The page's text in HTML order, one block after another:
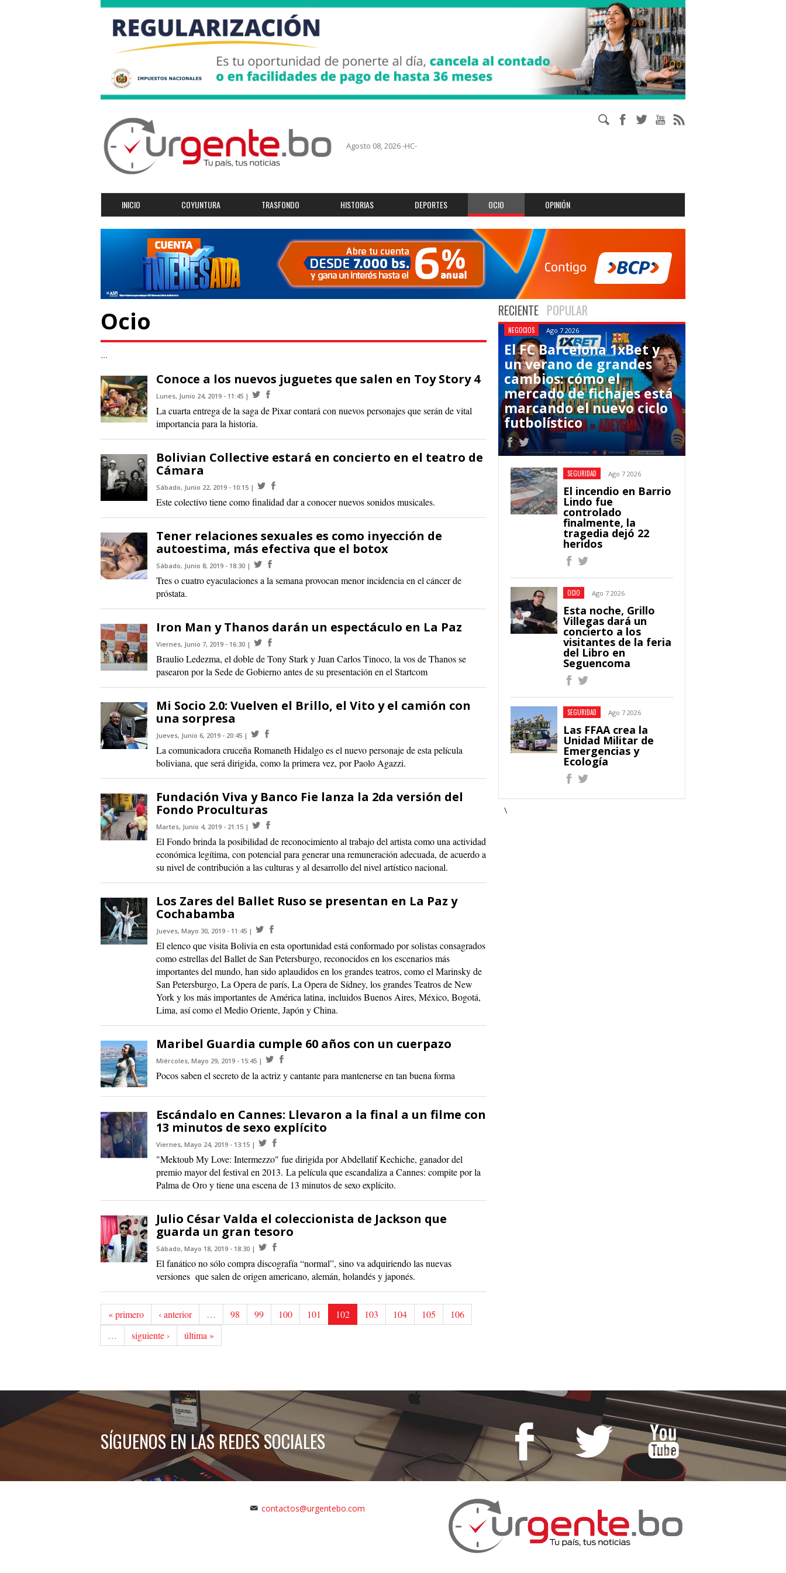
Agosto 08, 2026 -HC-
INICIO COYUNTURA TRASFONDO HISTORIAS DEPORTES OCIO OPINIÓN
Ocio
...
Conoce a los nuevos juguetes que salen en Toy Story 4
Lunes, Junio 24, 2019 - 11:45
La cuarta entrega de la saga de Pixar contará con nuevos personajes que serán de vital
importancia para la historia.
Bolivian Collective estará en concierto en el teatro de
Cámara
Sábado, Junio 22, 2019 - 10:15
Este colectivo tiene como finalidad dar a conocer nuevos sonidos musicales.
Tener relaciones sexuales es como inyección de
autoestima, más efectiva que el botox
Sábado, Junio 8, 2019 - 18:30
Tres o cuatro eyaculaciones a la semana provocan menor incidencia en el cáncer de
próstata.
Iron Man y Thanos darán un espectáculo en La Paz
Viernes, Junio 7, 2019 - 16:30
Braulio Ledezma, el doble de Tony Stark y Juan Carlos Tinoco, la vos de Thanos se
pasearon por la Sede de Gobierno antes de su presentación en el Startcom
Mi Socio 2.0: Vuelven el Brillo, el Vito y el camión con
una sorpresa
Jueves, Junio 6, 2019 - 20:45
La comunicadora cruceña Romaneth Hidalgo es el nuevo personaje de esta película
boliviana, que será dirigida, como la primera vez, por Paolo Agazzi.
Fundación Viva y Banco Fie lanza la 2da versión del
Fondo Proculturas
Martes, Junio 4, 2019 - 21:15
El Fondo brinda la posibilidad de reconocimiento al trabajo del artista como una actividad
económica legítima, con potencial para generar una remuneración adecuada, de acuerdo a
su nivel de contribución a las culturas y al desarrollo del nivel artístico nacional.
Los Zares del Ballet Ruso se presentan en La Paz y
Cochabamba
Jueves, Mayo 30, 2019 - 11:45
El elenco que visita Bolivia en esta oportunidad está conformado por solistas consagrados
como estrellas del Ballet de San Petersburgo, reconocidos en los escenarios más
importantes del mundo, han sido aplaudidos en los grandes teatros, como el Marinsky de
San Petersburgo, La Opera de parís, La Opera de Sídney, los grandes Teatros de New
York y los más importantes de América latina, incluidos Buenos Aires, México, Bogotá,
Lima, así como el Medio Oriente, Japón y China.
Maribel Guardia cumple 60 años con un cuerpazo
Miércoles, Mayo 29, 2019 - 15:45
Pocos saben el secreto de la actriz y cantante para mantenerse en tan buena forma
Escándalo en Cannes: Llevaron a la final a un filme con
13 minutos de sexo explícito
Viernes, Mayo 24, 2019 - 13:15
"Mektoub My Love: Intermezzo" fue dirigida por Abdellatif Kechiche, ganador del
premio mayor del festival en 2013. La película que escandaliza a Cannes: compite por la
Palma de Oro y tiene una escena de 13 minutos de sexo explícito.
Julio César Valda el coleccionista de Jackson que
guarda un gran tesoro
Sábado, Mayo 18, 2019 - 18:30
El fanático no sólo compra discografía “normal”, sino va adquiriendo las nuevas
versiones que salen de origen americano, alemán, holandés y japonés.
« primero ‹ anterior … 98 99 100 101 102 103 104 105
106
…
siguiente › última »
RECIENTE POPULAR
NEGOCIOS Ago 7 2026
El FC Barcelona 1xBet y
un verano de grandes
cambios: cómo el
mercado de fichajes está
marcando el nuevo ciclo
futbolístico
SEGURIDAD Ago 7 2026
El incendio en Barrio
Lindo fue
controlado
finalmente, la
tragedia dejó 22
heridos
OCIO Ago 7 2026
Esta noche, Grillo
Villegas dará un
concierto a los
visitantes de la feria
del Libro en
Seguencoma
SEGURIDAD Ago 7 2026
Las FFAA crea la
Unidad Militar de
Emergencias y
Ecología
\
SÍGUENOS EN LAS REDES SOCIALES
contactos@urgentebo.com